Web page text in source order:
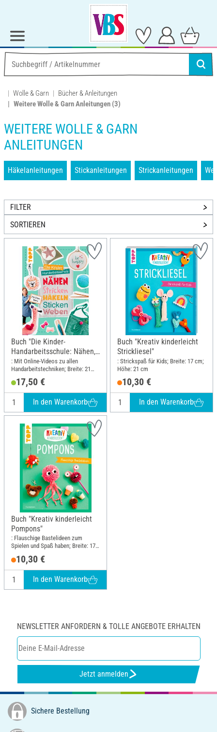
Wolle & Garn
Bücher & Anleitungen
Weitere Wolle & Garn Anleitungen (3)
WEITERE WOLLE & GARN
ANLEITUNGEN
Häkelanleitungen Stickanleitungen Strickanleitungen
FILTER
SORTIEREN
Buch "Die Kinder-
Handarbeitsschule: Nähen,
Stricken, Häkeln, Sticken,
Weben"
: Mit Online-Videos zu allen
Handarbeitstechniken; Breite: 21
17,50 €
In den Warenkorb
Buch "Kreativ kinderleicht
Strickliesel"
: Strickspaß für Kids; Breite: 17 cm;
Höhe: 21 cm
10,30 €
In den Warenkorb
Buch "Kreativ kinderleicht
Pompons"
: Flauschige Bastelideen zum
Spielen und Spaß haben; Breite: 17
10,30 €
In den Warenkorb
NEWSLETTER ANFORDERN & TOLLE ANGEBOTE ERHALTEN
Jetzt anmelden
Sichere Bestellung